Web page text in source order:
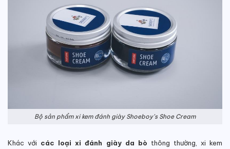
Bộ sản phẩm xi kem đánh giày Shoeboy’s Shoe Cream
Khác với các loại xi đánh giày da bò thông thường, xi kem